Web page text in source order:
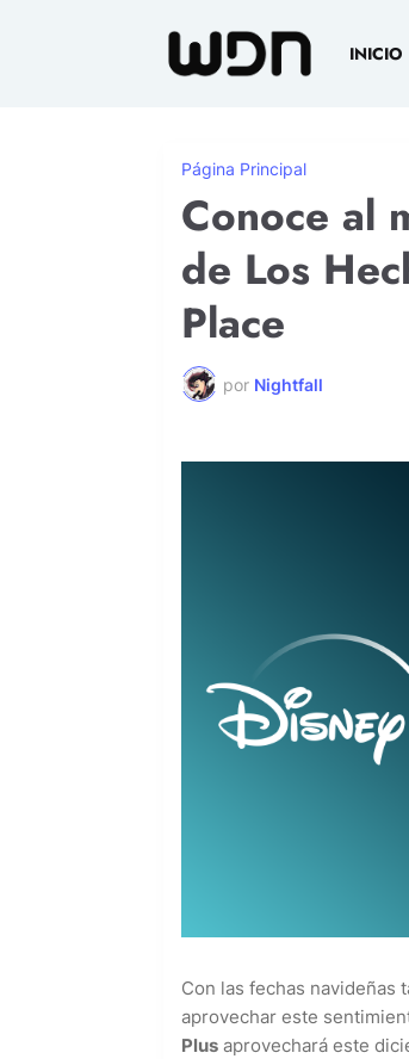
INICIO
Página Principal
Conoce al
de Los
Place
por Nightfall
Con las fechas navideñas
aprovechar este
Plus aprovechará este